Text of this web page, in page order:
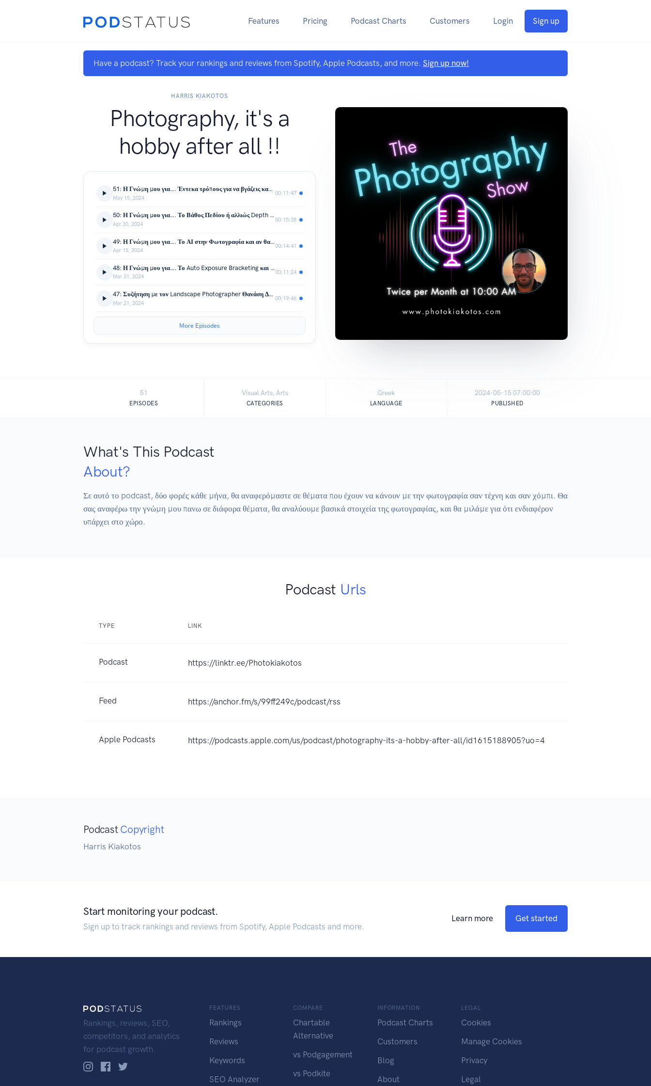
Features Pricing Podcast Charts Customers Login Sign up
Have a podcast? Track your rankings and reviews from Spotify, Apple Podcasts, and more. Sign up now!
HARRIS KIAKOTOS
Photography, it's a
hobby after all !!
51: Η Γνώμη μου για…. Έντεκα τρόπους για να βγάζεις καλύτερες φωτογραφίες.
May 15, 2024
00:11:47
50: Η Γνώμη μου για…. Το Βάθος Πεδίου ή αλλιώς Depth of Field.
Apr 30, 2024
00:15:38
49: Η Γνώμη μου για…. Το ΑΙ στην Φωτογραφία και αν θα μας αντικαταστήσει.
Apr 15, 2024
00:14:41
48: Η Γνώμη μου για…. Το Auto Exposure Bracketing και πώς μπορεί να μας βοηθήσει.
Mar 31, 2024
00:11:24
47: Συζήτηση με τον Landscape Photographer Θανάση Δούμα.
Mar 21, 2024
00:19:46
More Episodes
51
EPISODES
Visual Arts, Arts
CATEGORIES
Greek
LANGUAGE
2024-05-15 07:00:00
PUBLISHED
What's This Podcast
About?
Σε αυτό το podcast, δύο φορές κάθε μήνα, θα αναφερόμαστε σε θέματα που έχουν να κάνουν με την φωτογραφία σαν τέχνη και σαν χόμπι. Θα
σας αναφέρω την γνώμη μου πανω σε διάφορα θέματα, θα αναλύουμε βασικά στοιχεία της φωτογραφίας, και θα μιλάμε για ότι ενδιαφέρον
υπάρχει στο χώρο.
Podcast Urls
TYPE LINK
Podcast https://linktr.ee/Photokiakotos
Feed https://anchor.fm/s/99ff249c/podcast/rss
Apple Podcasts https://podcasts.apple.com/us/podcast/photography-its-a-hobby-after-all/id1615188905?uo=4
Podcast Copyright
Harris Kiakotos
Start monitoring your podcast.
Sign up to track rankings and reviews from Spotify, Apple Podcasts and more.
Learn more Get started
Rankings, reviews, SEO,
competitors, and analytics
for podcast growth.
FEATURES
Rankings
Reviews
Keywords
SEO Analyzer
COMPARE
Chartable
Alternative
vs Podgagement
vs Podkite
INFORMATION
Podcast Charts
Customers
Blog
About
LEGAL
Cookies
Manage Cookies
Privacy
Legal